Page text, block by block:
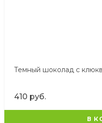
Темный шоколад с
410 руб.
В